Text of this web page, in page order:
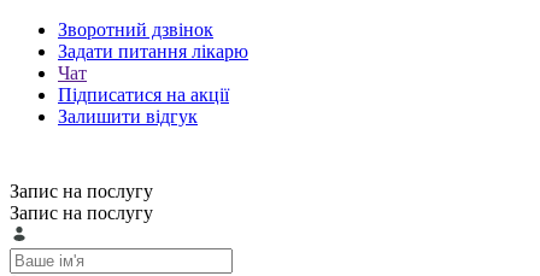
Зворотний дзвінок
Задати питання лікарю
Чат
Підписатися на акції
Залишити відгук
Запис на послугу
Запис на послугу